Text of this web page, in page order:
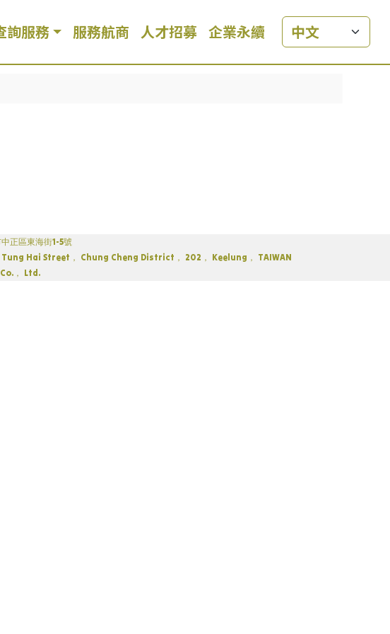
詢服務 服務航商 人才招募 企業永續
正區東海街1-5號
Hai Street， Chung Cheng District， 202， Keelung， TAIWAN
， Ltd.